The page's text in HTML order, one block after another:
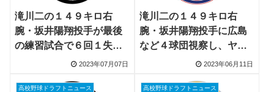
滝川二の１４９キロ右
腕・坂井陽翔投手が最後
の練習試合で６回１失
点、６球団が視察し阪神
2023年07月07日
滝川二の１４９キロ右
腕・坂井陽翔投手に広島
など４球団視察し、ヤク
ルトはGMなど４人態勢で
2023年06月11日
高校野球ドラフトニュース 高校野球ドラフトニュース